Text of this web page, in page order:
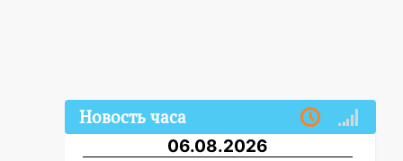
Новость часа
06.08.2026